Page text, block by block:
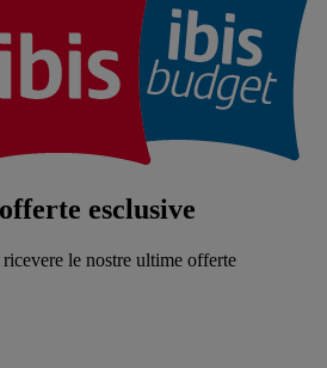
esclusive
le nostre ultime offerte